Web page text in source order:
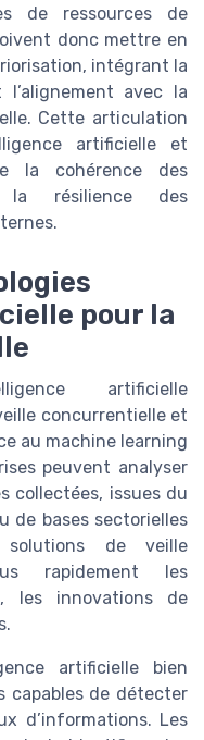
de ressources de
donc mettre en
intégrant la
avec la
Cette articulation
artificielle et
la cohérence des
la résilience des
pour la
artificielle
concurrentielle et
au machine learning
peuvent analyser
collectées, issues du
de bases sectorielles
de veille
rapidement les
les innovations de
artificielle bien
capables de détecter
d’informations. Les